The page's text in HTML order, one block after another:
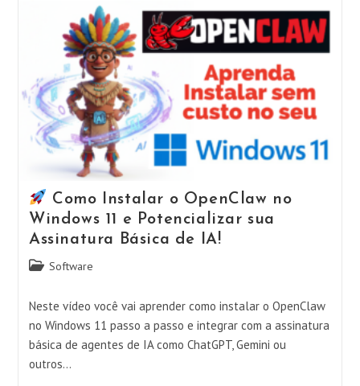
–
Dicas
Da
Exchange
Descentralizada
Para
Comprar
E
Vender
Bitcoin
Com
Privacidade!
Como Instalar o OpenClaw no
Windows 11 e Potencializar sua
Assinatura Básica de IA!
Categoria
post:
Software
Neste vídeo você vai aprender como instalar o OpenClaw
no Windows 11 passo a passo e integrar com a assinatura
básica de agentes de IA como ChatGPT, Gemini ou
outros…